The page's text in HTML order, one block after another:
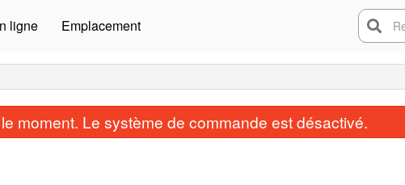
ligne Emplacement
moment. Le système de commande est désactivé.